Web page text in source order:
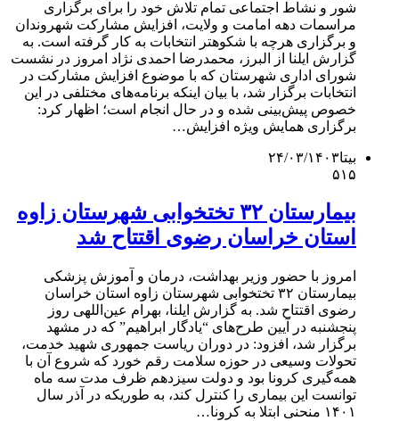
شور و نشاط اجتماعی تمام تلاش خود را برای برگزاری
مراسمات دهه امامت و ولایت، افزایش مشارکت شهروندان
و برگزاری هرچه با شکوهتر انتخابات به کار گرفته است. به
گزارش ایلنا از البرز، محمدرضا احمدی نژاد امروز در نشست
شورای اداری شهرستان که با موضوع افزایش مشارکت در
انتخابات برگزار شد، با بیان اینکه برنامه‌های مختلفی در این
خصوص پیش‌بینی شده و در حال انجام است؛ اظهار کرد:
برگزاری همایش ویژه افزایش…
بیتا۲۴/۰۳/۱۴۰۳
۵۱۵
بیمارستان ۳۲ تختخوابی شهرستان زاوه
استان خراسان رضوی اقتتاح شد
امروز با حضور وزیر بهداشت، درمان و آموزش پزشکی
بیمارستان ۳۲ تختخوابی شهرستان زاوه استان خراسان
رضوی اقتتاح شد. به گزارش ایلنا، بهرام عین‌اللهی روز
پنجشنبه در آیین طرح‌های “یادگار ابراهیم” که در مشهد
برگزار شد، افزود: در دوران ریاست جمهوری شهید خدمت،
تحولات وسیعی در حوزه سلامت رقم خورد که شروع آن با
همه‌گیری کرونا بود و دولت سیزدهم ظرف مدت سه ماه
توانست این بیماری را کنترل کند، به طوریکه در آذر سال
۱۴۰۱ منحنی ابتلا به کرونا…